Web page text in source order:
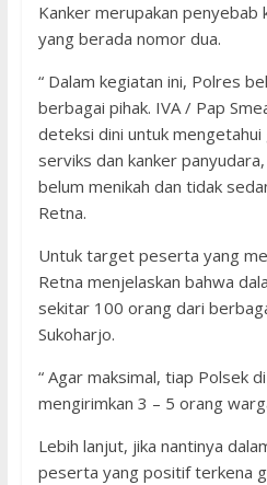
Kanker merupakan penyebab
yang berada nomor dua.
“ Dalam kegiatan ini, Polres
berbagai pihak. IVA / Pap
deteksi dini untuk
serviks dan kanker
belum menikah dan tidak
Retna.
Untuk target peserta yang
Retna menjelaskan bahwa
sekitar 100 orang dari
Sukoharjo.
“ Agar maksimal, tiap Polsek
mengirimkan 3 – 5 orang
Lebih lanjut, jika nantinya
peserta yang positif terkena